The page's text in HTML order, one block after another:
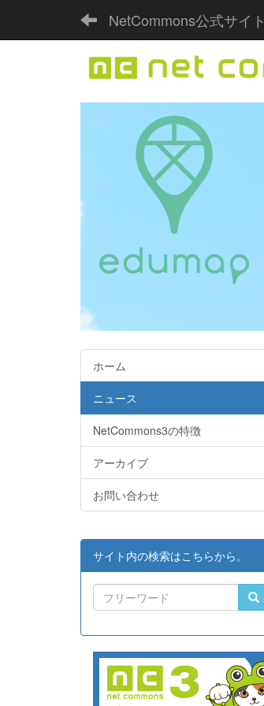
NetCommons公式サイト
ホーム
ニュース
NetCommons3の特徴
アーカイブ
お問い合わせ
サイト内の検索はこちらから。